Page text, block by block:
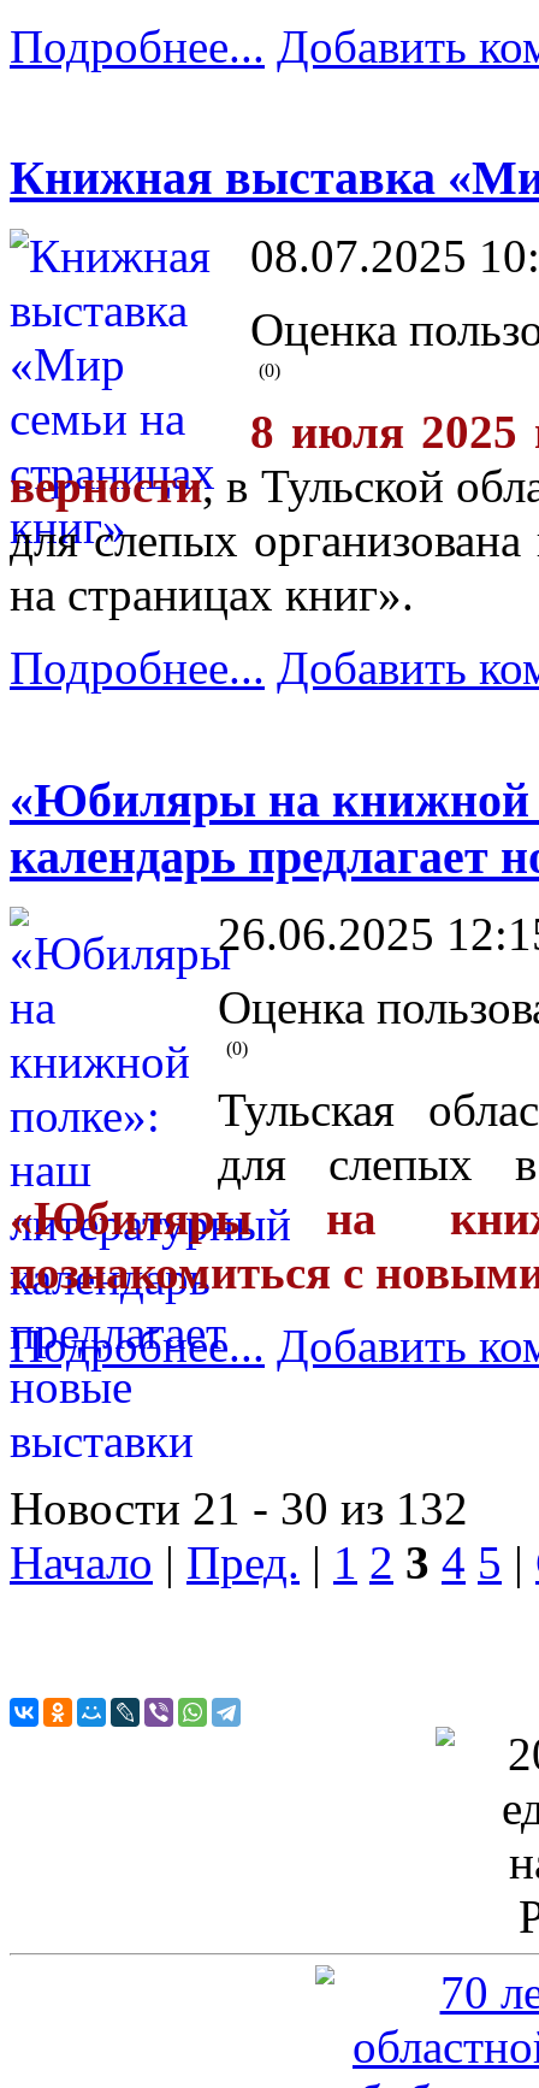
Подробнее... Добавить
Книжная выставка
08.07.2025
Оценка
(0)
8 июля 2025
верности, в Тульской
для слепых
на страницах книг».
Подробнее... Добавить
«Юбиляры на книжной
календарь предлагает
26.06.2025
Оценка
(0)
Тульская
для слепых в
«Юбиляры на
познакомиться с
Подробнее... Добавить
Новости 21 - 30 из 132
Начало | Пред. | 1 2 3 4 5 |